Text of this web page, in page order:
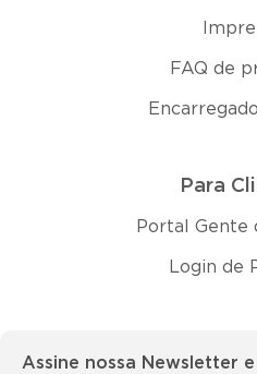
FAQ de
Para
Portal Gente
Login de
Assine nossa Newsletter